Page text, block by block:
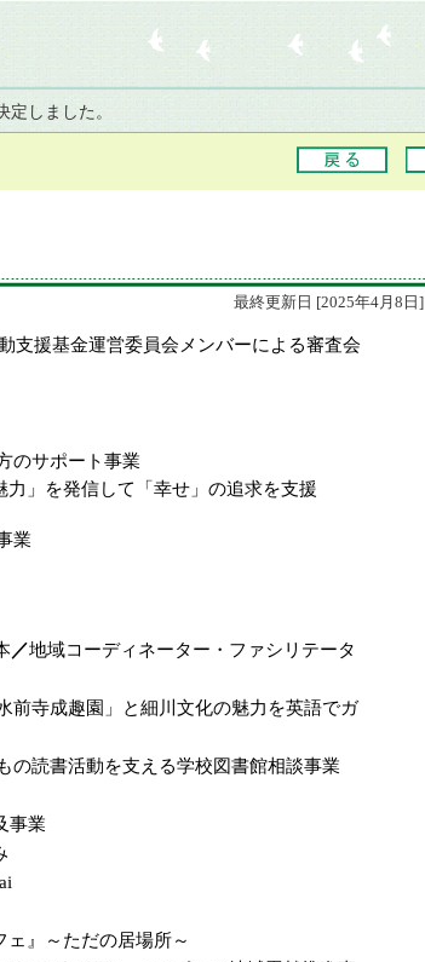
しました。
最終更新日 [2025年4月8日]
支援基金運営委員会メンバーによる審査会
のサポート事業
」を発信して「幸せ」の追求を支援
業
／地域コーディネーター・ファシリテータ
寺成趣園」と細川文化の魅力を英語でガ
読書活動を支える学校図書館相談事業
事業
』～ただの居場所～